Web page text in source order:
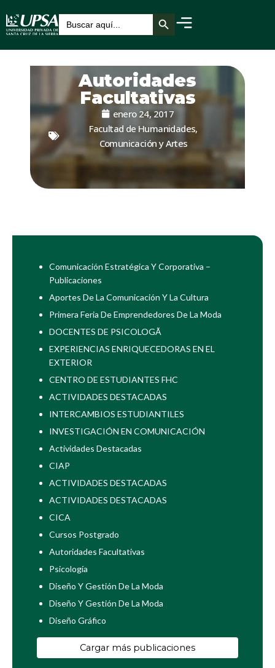
Buscar: Botón de búsqueda
Autoridades
Facultativas
enero 24, 2017
Facultad de Humanidades,
Comunicación y Artes
Comunicación Estratégica Y Corporativa –
Publicaciones
Aportes De La Comunicación Y La Cultura
Primera Feria De Emprendedores De La Moda
DOCENTES DE PSICOLOGÃ
EXPERIENCIAS ENRIQUECEDORAS EN EL
EXTERIOR
CENTRO DE ESTUDIANTES FHC
ACTIVIDADES DESTACADAS
INTERCAMBIOS ESTUDIANTILES
INVESTIGACIÓN EN COMUNICACIÓN
Actividades Destacadas
CIAP
ACTIVIDADES DESTACADAS
ACTIVIDADES DESTACADAS
CICA
Cursos Postgrado
Autoridades Facultativas
Psicología
Diseño Y Gestión De La Moda
Diseño Y Gestión De La Moda
Diseño Gráfico
Cargar más publicaciones